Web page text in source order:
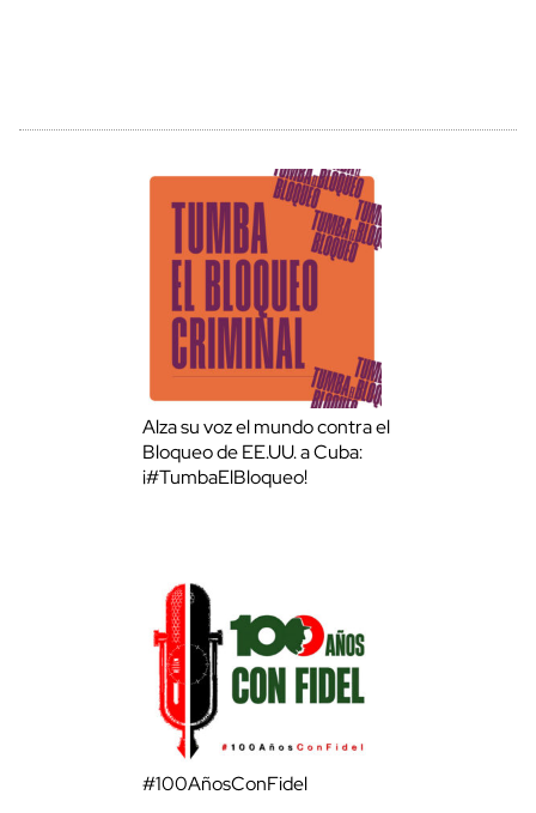
Alza su voz el mundo contra el
Bloqueo de EE.UU. a Cuba:
¡#TumbaElBloqueo!
#100AñosConFidel